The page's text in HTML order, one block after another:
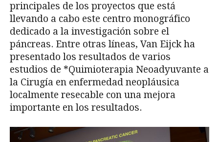
principales de los proyectos que está
llevando a cabo este centro monográfico
dedicado a la investigación sobre el
páncreas. Entre otras líneas, Van Eijck ha
presentado los resultados de varios
estudios de *Quimioterapia Neoadyuvante a
la Cirugía en enfermedad neopláusica
localmente resecable con una mejora
importante en los resultados.